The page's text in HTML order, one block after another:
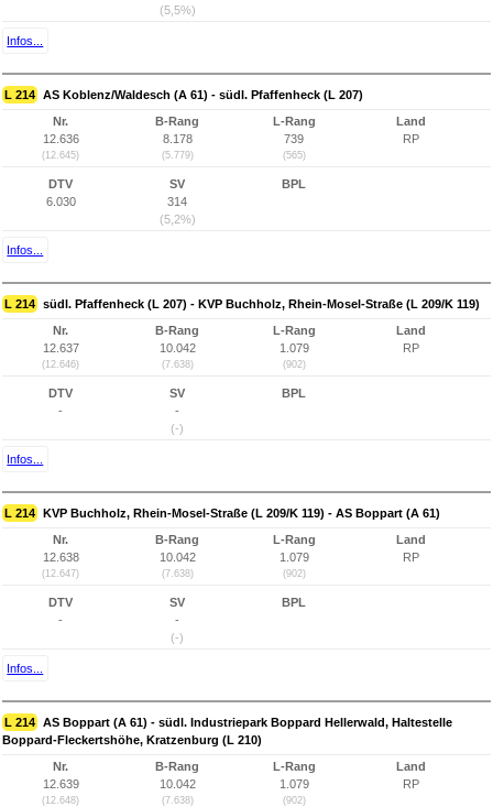
(5,5%)
Infos...
L 214 AS Koblenz/Waldesch (A 61) - südl. Pfaffenheck (L 207)
Nr.
12.636
(12.645)
B-Rang
8.178
(5.779)
L-Rang
739
(565)
Land
RP
DTV
6.030
SV
314
(5,2%)
BPL
Infos...
L 214 südl. Pfaffenheck (L 207) - KVP Buchholz, Rhein-Mosel-Straße (L 209/K 119)
Nr.
12.637
(12.646)
B-Rang
10.042
(7.638)
L-Rang
1.079
(902)
Land
RP
DTV
-
SV
-
(-)
BPL
Infos...
L 214 KVP Buchholz, Rhein-Mosel-Straße (L 209/K 119) - AS Boppart (A 61)
Nr.
12.638
(12.647)
B-Rang
10.042
(7.638)
L-Rang
1.079
(902)
Land
RP
DTV
-
SV
-
(-)
BPL
Infos...
L 214 AS Boppart (A 61) - südl. Industriepark Boppard Hellerwald, Haltestelle
Boppard-Fleckertshöhe, Kratzenburg (L 210)
Nr.
12.639
(12.648)
B-Rang
10.042
(7.638)
L-Rang
1.079
(902)
Land
RP